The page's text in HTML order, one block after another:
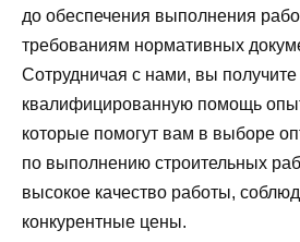
до обеспечения выполнения
требованиям нормативных
Сотрудничая с нами, вы получите
квалифицированную помощь
которые помогут вам в выборе
по выполнению строительных
высокое качество работы,
конкурентные цены.